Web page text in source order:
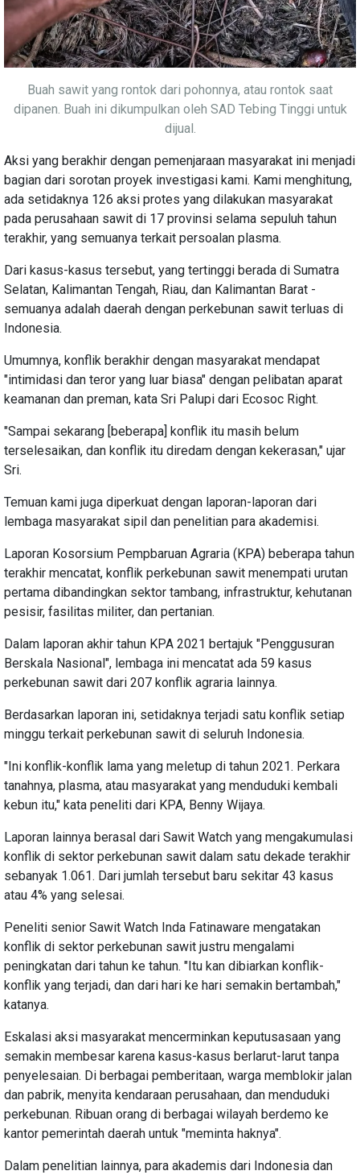
Buah sawit yang rontok dari pohonnya, atau rontok saat
dipanen. Buah ini dikumpulkan oleh SAD Tebing Tinggi untuk
dijual.
Aksi yang berakhir dengan pemenjaraan masyarakat ini menjadi
bagian dari sorotan proyek investigasi kami. Kami menghitung,
ada setidaknya 126 aksi protes yang dilakukan masyarakat
pada perusahaan sawit di 17 provinsi selama sepuluh tahun
terakhir, yang semuanya terkait persoalan plasma.
Dari kasus-kasus tersebut, yang tertinggi berada di Sumatra
Selatan, Kalimantan Tengah, Riau, dan Kalimantan Barat -
semuanya adalah daerah dengan perkebunan sawit terluas di
Indonesia.
Umumnya, konflik berakhir dengan masyarakat mendapat
"intimidasi dan teror yang luar biasa" dengan pelibatan aparat
keamanan dan preman, kata Sri Palupi dari Ecosoc Right.
"Sampai sekarang [beberapa] konflik itu masih belum
terselesaikan, dan konflik itu diredam dengan kekerasan," ujar
Sri.
Temuan kami juga diperkuat dengan laporan-laporan dari
lembaga masyarakat sipil dan penelitian para akademisi.
Laporan Kosorsium Pempbaruan Agraria (KPA) beberapa tahun
terakhir mencatat, konflik perkebunan sawit menempati urutan
pertama dibandingkan sektor tambang, infrastruktur, kehutanan
pesisir, fasilitas militer, dan pertanian.
Dalam laporan akhir tahun KPA 2021 bertajuk "Penggusuran
Berskala Nasional", lembaga ini mencatat ada 59 kasus
perkebunan sawit dari 207 konflik agraria lainnya.
Berdasarkan laporan ini, setidaknya terjadi satu konflik setiap
minggu terkait perkebunan sawit di seluruh Indonesia.
"Ini konflik-konflik lama yang meletup di tahun 2021. Perkara
tanahnya, plasma, atau masyarakat yang menduduki kembali
kebun itu," kata peneliti dari KPA, Benny Wijaya.
Laporan lainnya berasal dari Sawit Watch yang mengakumulasi
konflik di sektor perkebunan sawit dalam satu dekade terakhir
sebanyak 1.061. Dari jumlah tersebut baru sekitar 43 kasus
atau 4% yang selesai.
Peneliti senior Sawit Watch Inda Fatinaware mengatakan
konflik di sektor perkebunan sawit justru mengalami
peningkatan dari tahun ke tahun. "Itu kan dibiarkan konflik-
konflik yang terjadi, dan dari hari ke hari semakin bertambah,"
katanya.
Eskalasi aksi masyarakat mencerminkan keputusasaan yang
semakin membesar karena kasus-kasus berlarut-larut tanpa
penyelesaian. Di berbagai pemberitaan, warga memblokir jalan
dan pabrik, menyita kendaraan perusahaan, dan menduduki
perkebunan. Ribuan orang di berbagai wilayah berdemo ke
kantor pemerintah daerah untuk "meminta haknya".
Dalam penelitian lainnya, para akademis dari Indonesia dan